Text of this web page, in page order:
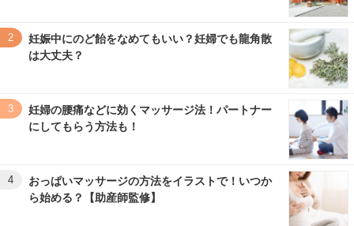
2
妊娠中にのど飴をなめてもいい？妊婦でも龍角散
は大丈夫？
3
妊婦の腰痛などに効くマッサージ法！パートナー
にしてもらう方法も！
4
おっぱいマッサージの方法をイラストで！いつか
ら始める？【助産師監修】